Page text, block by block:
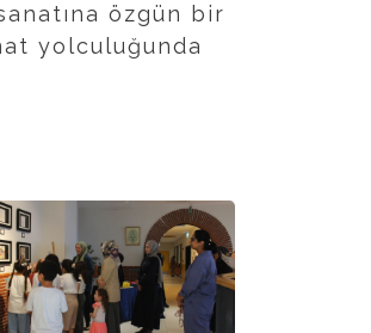
özgün bir
yolculuğunda